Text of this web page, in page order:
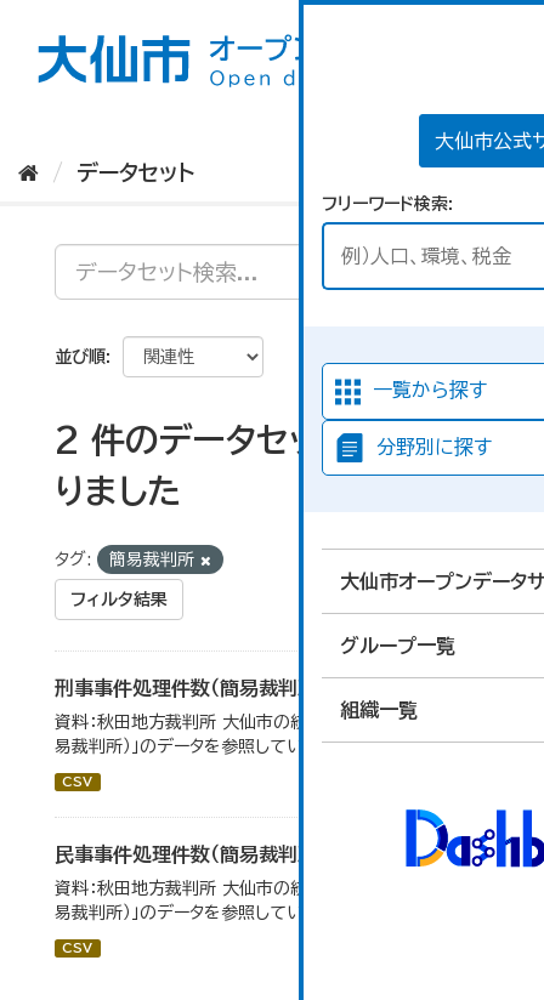
大仙市公式
フリーワード検索
一覧から探す
分野別に探す
大仙市オープンデータ
グループ一覧
組織一覧
データセット
並び順
2 件のデータセットが見つか
りました
タグ: 簡易裁判所
フィルタ結果
刑事事件処理件数（簡易裁判所）
資料：秋田地方裁判所 大仙市の統計「12-14民事事件（簡
易裁判所）」のデータを参照しています。
CSV
民事事件処理件数（簡易裁判所）
資料：秋田地方裁判所 大仙市の統計「12-14 民事事件（簡
易裁判所）」のデータを参照しています。
CSV